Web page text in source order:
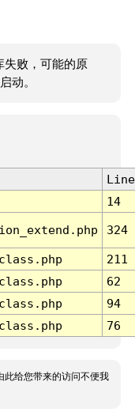
失败，可能的原
动。
Line
14
324
211
62
94
76
此给您带来的访问不便我